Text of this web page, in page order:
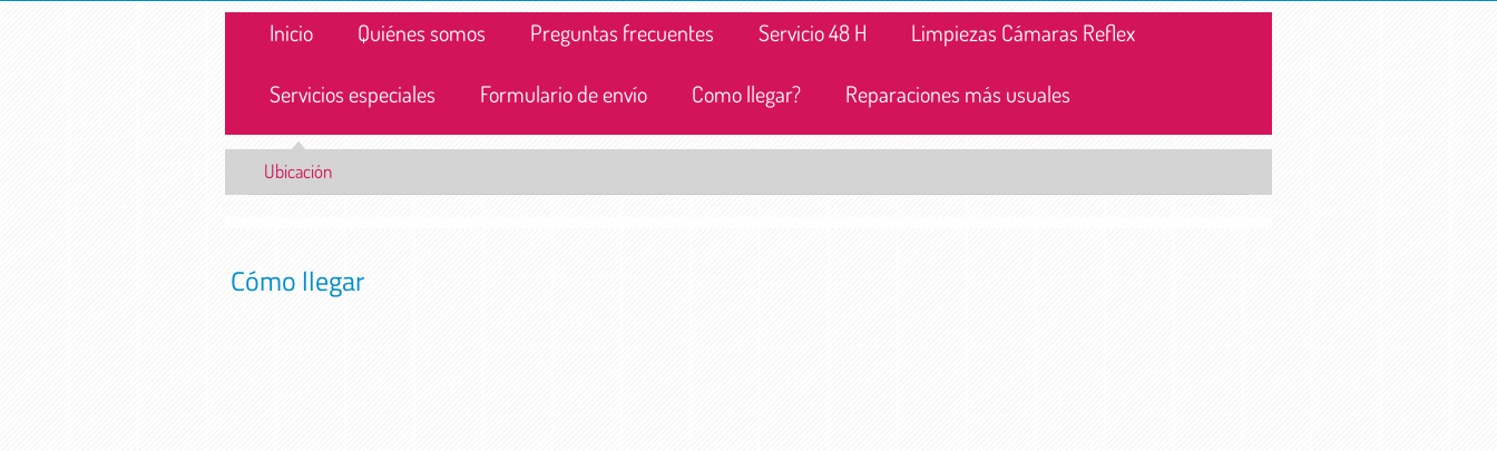
Inicio Quiénes somos Preguntas frecuentes Servicio 48 H Limpiezas Cámaras Reflex
Servicios especiales Formulario de envío Como llegar? Reparaciones más usuales
Ubicación
Cómo llegar